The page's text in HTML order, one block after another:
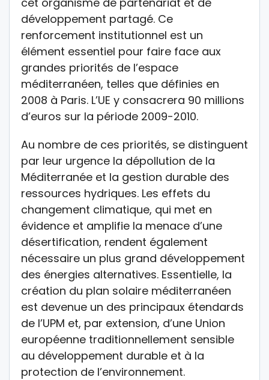
développement partagé. Ce
renforcement institutionnel est un
élément essentiel pour faire face aux
grandes priorités de l’espace
méditerranéen, telles que définies en
2008 à Paris. L’UE y consacrera 90 millions
d’euros sur la période 2009-2010.
Au nombre de ces priorités, se distinguent
par leur urgence la dépollution de la
Méditerranée et la gestion durable des
ressources hydriques. Les effets du
changement climatique, qui met en
évidence et amplifie la menace d’une
désertification, rendent également
nécessaire un plus grand développement
des énergies alternatives. Essentielle, la
création du plan solaire méditerranéen
est devenue un des principaux étendards
de l’UPM et, par extension, d’une Union
européenne traditionnellement sensible
au développement durable et à la
protection de l’environnement.